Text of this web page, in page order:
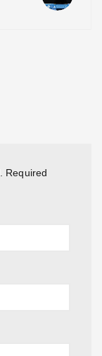
Required